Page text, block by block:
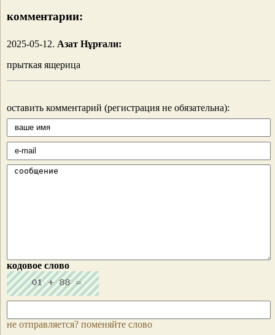
комментарии:
2025-05-12. Азат Нұрғали:
прыткая ящерица
оставить комментарий (регистрация не обязательна):
кодовое слово
не отправляется? поменяйте слово